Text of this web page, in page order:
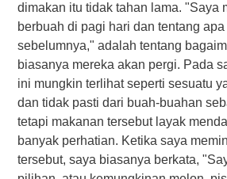
dimakan itu tidak tahan lama. "Saya
berbuah di pagi hari dan tentang
sebelumnya," adalah tentang
biasanya mereka akan pergi. Pada
ini mungkin terlihat seperti sesuatu
dan tidak pasti dari buah-buahan
tetapi makanan tersebut layak
banyak perhatian. Ketika saya
tersebut, saya biasanya berkata,